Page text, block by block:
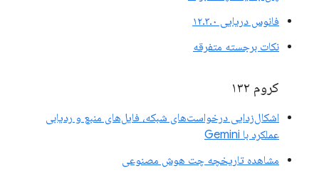
فانوس دریایی ۱۲.۳.۰
نکات برجسته متفرقه
کروم ۱۳۲
اشکال‌زدایی درخواست‌های شبکه، فایل‌های منبع و ردیابی
عملکرد با Gemini
مشاهده تاریخچه چت هوش مصنوعی